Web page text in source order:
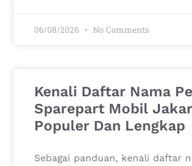
06/08/2026 No Comments
Kenali Daftar Nama
Sparepart Mobil
Populer Dan Lengkap
Sebagai panduan, kenali daftar